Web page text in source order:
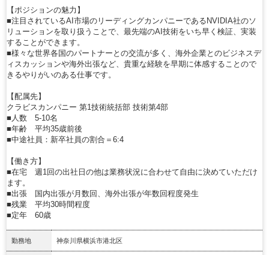
【ポジションの魅力】
■注目されているAI市場のリーディングカンパニーであるNVIDIA社のソ
リューションを取り扱うことで、最先端のAI技術をいち早く検証、実装
することができます。
■様々な世界各国のパートナーとの交流が多く、海外企業とのビジネスデ
ィスカッションや海外出張など、貴重な経験を早期に体感することので
きるやりがいのある仕事です。
【配属先】
クラビスカンパニー 第1技術統括部 技術第4部
■人数 5-10名
■年齢 平均35歳前後
■中途社員：新卒社員の割合＝6:4
【働き方】
■在宅 週1回の出社日の他は業務状況に合わせて自由に決めていただけ
ます。
■出張 国内出張が月数回、海外出張が年数回程度発生
■残業 平均30時間程度
■定年 60歳
勤務地 神奈川県横浜市港北区